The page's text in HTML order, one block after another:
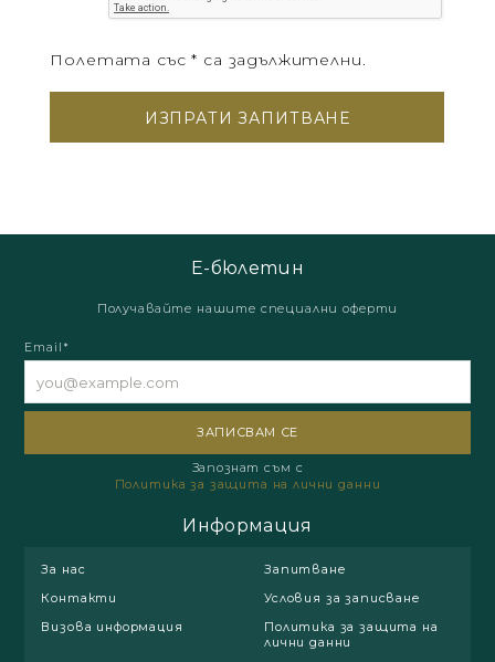
Полетата със * са задължителни.
Е-бюлетин
Получавайте нашите специални оферти
Email*
Запознат съм с
Политика за защита на лични данни
Информация
За нас
Запитване
Контакти
Условия за записване
Визова информация
Политика за защита на
лични данни